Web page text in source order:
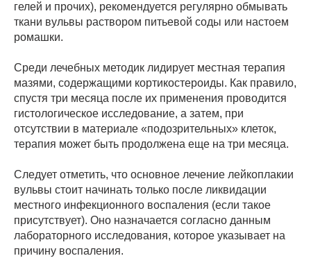
гелей и прочих), рекомендуется регулярно обмывать
ткани вульвы раствором питьевой соды или настоем
ромашки.
Среди лечебных методик лидирует местная терапия
мазями, содержащими кортикостероиды. Как правило,
спустя три месяца после их применения проводится
гистологическое исследование, а затем, при
отсутствии в материале «подозрительных» клеток,
терапия может быть продолжена еще на три месяца.
Следует отметить, что основное лечение лейкоплакии
вульвы стоит начинать только после ликвидации
местного инфекционного воспаления (если такое
присутствует). Оно назначается согласно данным
лабораторного исследования, которое указывает на
причину воспаления.